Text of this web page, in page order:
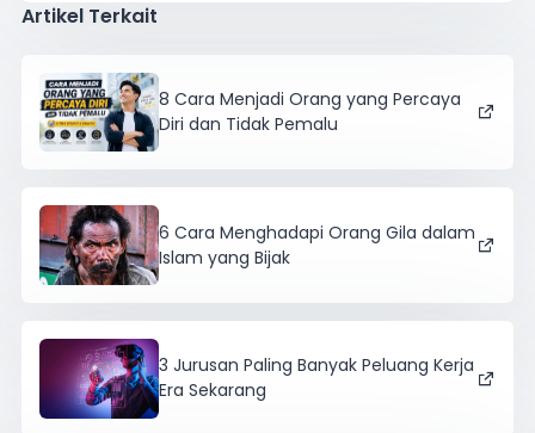
Artikel Terkait
8 Cara Menjadi Orang yang Percaya
Diri dan Tidak Pemalu
6 Cara Menghadapi Orang Gila dalam
Islam yang Bijak
3 Jurusan Paling Banyak Peluang Kerja
Era Sekarang